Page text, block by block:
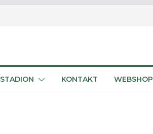
STADION KONTAKT WEBSHOP